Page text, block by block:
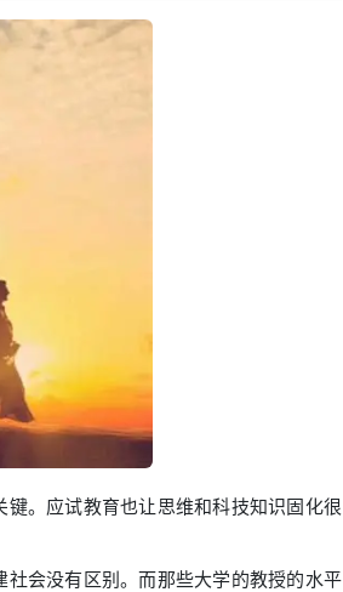
。应试教育也让思维和科技知识固化很
会没有区别。而那些大学的教授的水平